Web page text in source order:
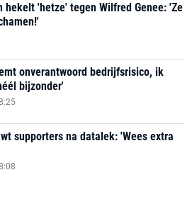
hekelt 'hetze' tegen Wilfred Genee: 'Ze
onverantwoord bedrijfsrisico, ik
bijzonder'
supporters na datalek: 'Wees extra